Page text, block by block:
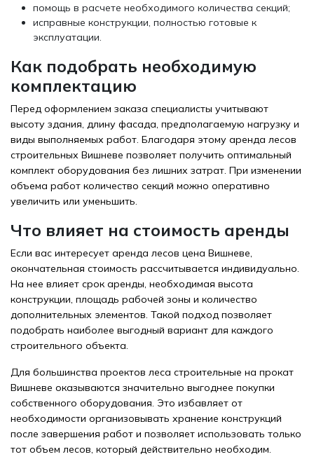
помощь в расчете необходимого количества секций;
исправные конструкции, полностью готовые к
эксплуатации.
Как подобрать необходимую
комплектацию
Перед оформлением заказа специалисты учитывают
высоту здания, длину фасада, предполагаемую нагрузку и
виды выполняемых работ. Благодаря этому аренда лесов
строительных Вишневе позволяет получить оптимальный
комплект оборудования без лишних затрат. При изменении
объема работ количество секций можно оперативно
увеличить или уменьшить.
Что влияет на стоимость аренды
Если вас интересует аренда лесов цена Вишневе,
окончательная стоимость рассчитывается индивидуально.
На нее влияет срок аренды, необходимая высота
конструкции, площадь рабочей зоны и количество
дополнительных элементов. Такой подход позволяет
подобрать наиболее выгодный вариант для каждого
строительного объекта.
Для большинства проектов леса строительные на прокат
Вишневе оказываются значительно выгоднее покупки
собственного оборудования. Это избавляет от
необходимости организовывать хранение конструкций
после завершения работ и позволяет использовать только
тот объем лесов, который действительно необходим.